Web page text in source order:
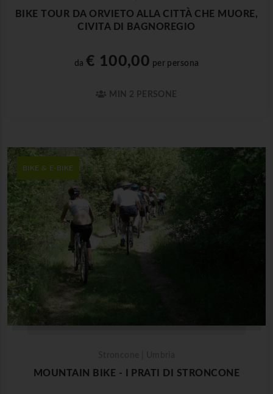
BIKE TOUR DA ORVIETO ALLA CITTÀ CHE MUORE,
CIVITA DI BAGNOREGIO
da € 100,00 per persona
MIN 2 PERSONE
BIKE & E-BIKE
MOUNTAIN BIKE - I PRATI DI STRONCONE